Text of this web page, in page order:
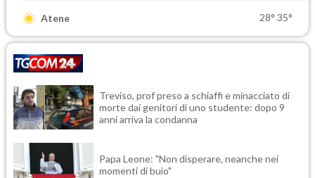
Atene 28° 35°
Treviso, prof preso a schiaffi e minacciato di
morte dai genitori di uno studente: dopo 9
anni arriva la condanna
Papa Leone: "Non disperare, neanche nei
momenti di buio"